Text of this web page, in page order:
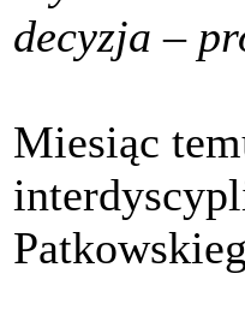
decyzja –
Miesiąc